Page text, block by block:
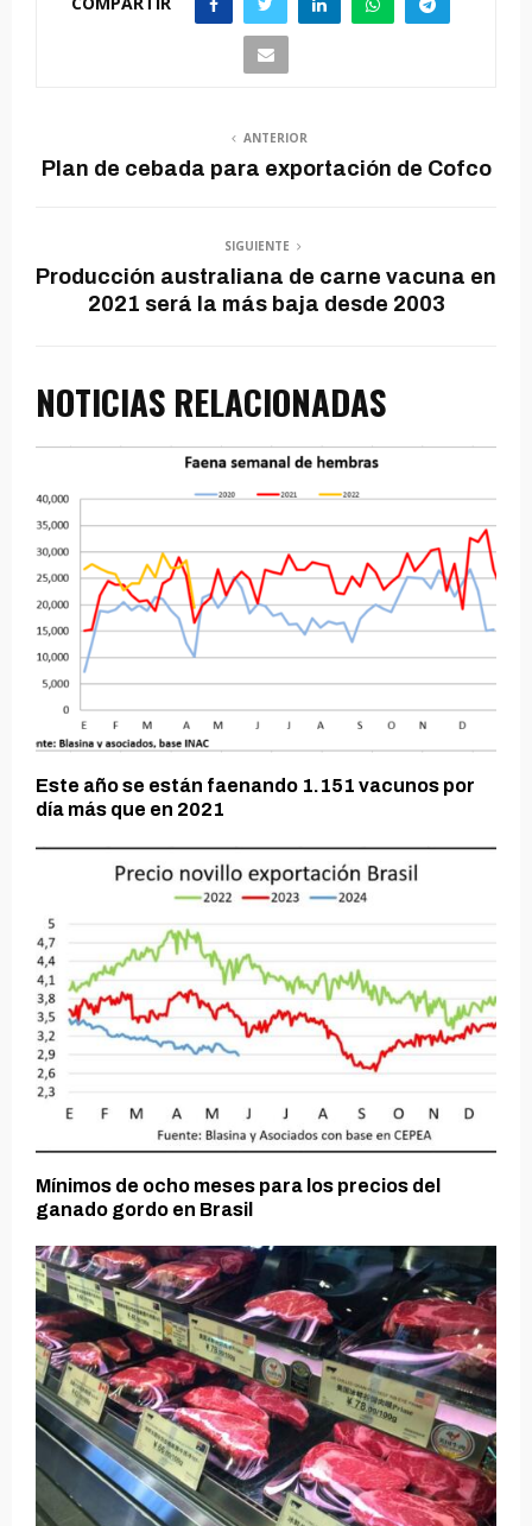
ANTERIOR
Plan de cebada para exportación de Cofco
SIGUIENTE
Producción australiana de carne vacuna en
2021 será la más baja desde 2003
NOTICIAS RELACIONADAS
Este año se están faenando 1.151 vacunos por
día más que en 2021
Mínimos de ocho meses para los precios del
ganado gordo en Brasil